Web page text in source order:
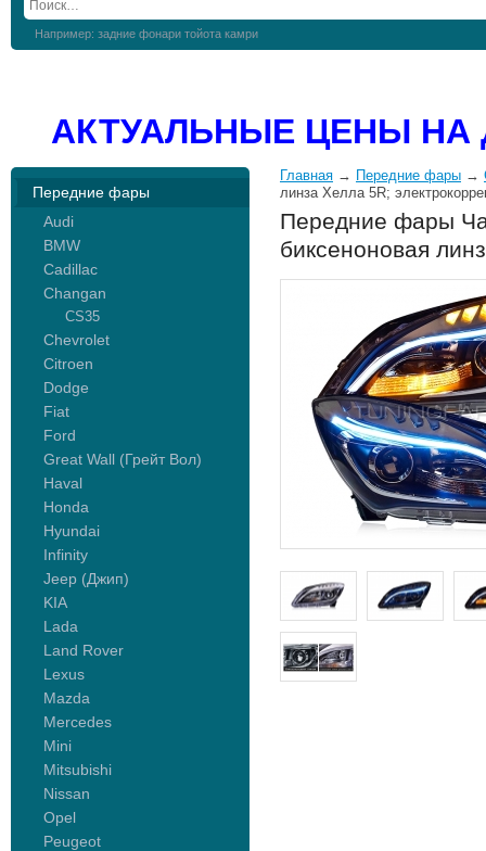
Например: задние фонари тойота камри
АКТУАЛЬНЫЕ ЦЕНЫ
Передние фары
Audi
BMW
Cadillac
Changan
CS35
Chevrolet
Citroen
Dodge
Fiat
Ford
Great Wall (Грейт Вол)
Haval
Honda
Hyundai
Infinity
Jeep (Джип)
KIA
Lada
Land Rover
Lexus
Mazda
Mercedes
Mini
Mitsubishi
Nissan
Opel
Peugeot
Главная → Передние фары →
линза Хелла 5R;
Передние фары
биксеноновая